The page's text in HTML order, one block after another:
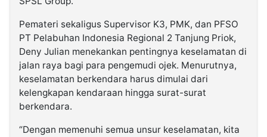
Pemateri sekaligus Supervisor K3, PMK, dan PFSO
PT Pelabuhan Indonesia Regional 2 Tanjung Priok,
Deny Julian menekankan pentingnya keselamatan di
jalan raya bagi para pengemudi ojek. Menurutnya,
keselamatan berkendara harus dimulai dari
kelengkapan kendaraan hingga surat-surat
berkendara.
“Dengan memenuhi semua unsur keselamatan, kita